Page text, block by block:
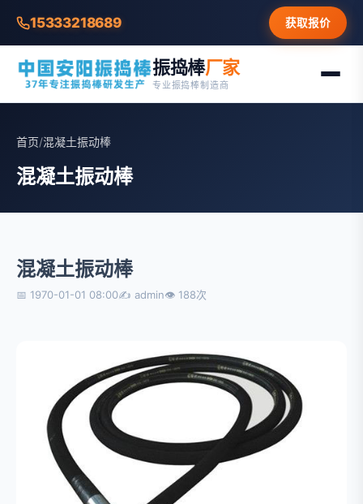
15333218689 获取报价
振捣棒厂家
专业振捣棒制造商
首页/混凝土振动棒
混凝土振动棒
混凝土振动棒
📅 1970-01-01 08:00✍ admin👁 188次